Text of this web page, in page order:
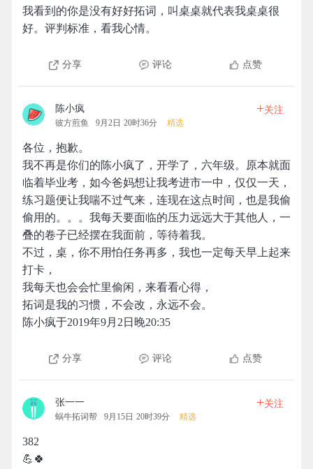
我看到的你是没有好好拓词，叫桌桌就代表我桌桌很
好。评判标准，看我心情。
分享 评论 点赞
陈小疯
彼方煎鱼 9月2日 20时36分 精选
+关注
各位，抱歉。
我不再是你们的陈小疯了，开学了，六年级。原本就面
临着毕业考，如今爸妈想让我考进市一中，仅仅一天，
练习题便让我喘不过气来，连现在这点时间，也是我偷
偷用的。。。我每天要面临的压力远远大于其他人，一
叠的卷子已经摆在我面前，等待着我。
不过，桌，你不用怕任务再多，我也一定每天早上起来
打卡，
我每天也会会忙里偷闲，来看看心得，
拓词是我的习惯，不会改，永远不会。
陈小疯于2019年9月2日晚20:35
分享 评论 点赞
张一一
蜗牛拓词帮 9月15日 20时39分 精选
+关注
382
💪🍀